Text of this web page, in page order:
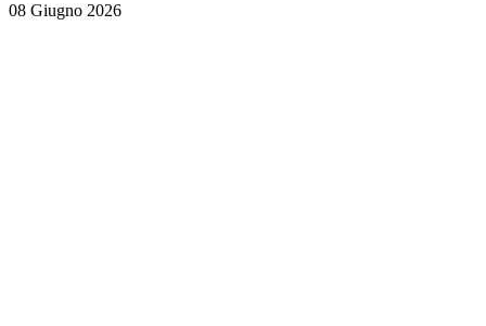
08 Giugno 2026